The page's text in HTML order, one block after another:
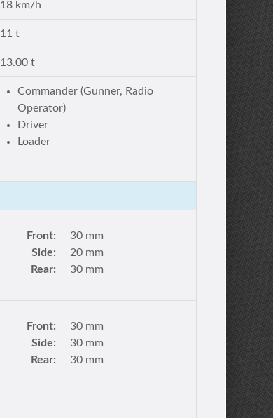
18 km/h
11 t
13.00 t
Commander (Gunner, Radio
Operator)
Driver
Loader
Front:
30 mm
Side:
20 mm
Rear:
30 mm
Front:
30 mm
Side:
30 mm
Rear:
30 mm